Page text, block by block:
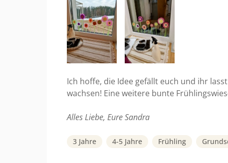
Ich hoffe, die Idee gefällt euch und ihr
wachsen! Eine weitere bunte
Alles Liebe, Eure Sandra
3 Jahre 4-5 Jahre Frühling